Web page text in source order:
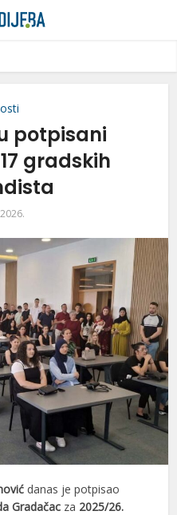
potpisani
gradskih
danas je potpisao
Gradačac za 2025/26.